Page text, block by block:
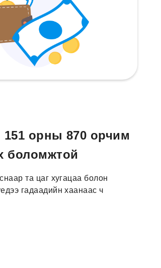
151 орны 870 орчим
боломжтой
та цаг хугацаа болон
гадаадийн хаанаас ч